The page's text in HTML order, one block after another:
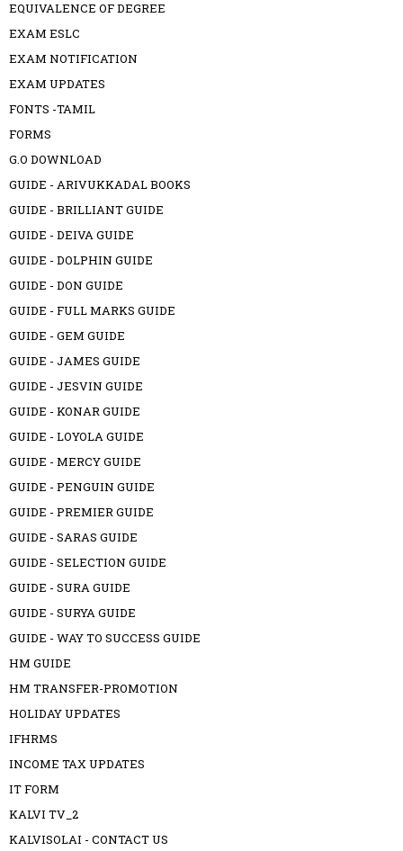
EQUIVALENCE OF DEGREE
EXAM ESLC
EXAM NOTIFICATION
EXAM UPDATES
FONTS -TAMIL
FORMS
G.O DOWNLOAD
GUIDE - ARIVUKKADAL BOOKS
GUIDE - BRILLIANT GUIDE
GUIDE - DEIVA GUIDE
GUIDE - DOLPHIN GUIDE
GUIDE - DON GUIDE
GUIDE - FULL MARKS GUIDE
GUIDE - GEM GUIDE
GUIDE - JAMES GUIDE
GUIDE - JESVIN GUIDE
GUIDE - KONAR GUIDE
GUIDE - LOYOLA GUIDE
GUIDE - MERCY GUIDE
GUIDE - PENGUIN GUIDE
GUIDE - PREMIER GUIDE
GUIDE - SARAS GUIDE
GUIDE - SELECTION GUIDE
GUIDE - SURA GUIDE
GUIDE - SURYA GUIDE
GUIDE - WAY TO SUCCESS GUIDE
HM GUIDE
HM TRANSFER-PROMOTION
HOLIDAY UPDATES
IFHRMS
INCOME TAX UPDATES
IT FORM
KALVI TV_2
KALVISOLAI - CONTACT US